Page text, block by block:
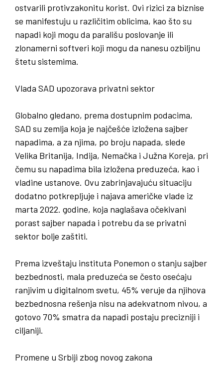
ostvarili protivzakonitu korist. Ovi rizici za biznise
se manifestuju u različitim oblicima, kao što su
napadi koji mogu da parališu poslovanje ili
zlonamerni softveri koji mogu da nanesu ozbiljnu
štetu sistemima.
Vlada SAD upozorava privatni sektor
Globalno gledano, prema dostupnim podacima,
SAD su zemlja koja je najčešće izložena sajber
napadima, a za njima, po broju napada, slede
Velika Britanija, Indija, Nemačka i Južna Koreja, pri
čemu su napadima bila izložena preduzeća, kao i
vladine ustanove. Ovu zabrinjavajuću situaciju
dodatno potkrepljuje i najava američke vlade iz
marta 2022. godine, koja naglašava očekivani
porast sajber napada i potrebu da se privatni
sektor bolje zaštiti.
Prema izveštaju instituta Ponemon o stanju sajber
bezbednosti, mala preduzeća se često osećaju
ranjivim u digitalnom svetu, 45% veruje da njihova
bezbednosna rešenja nisu na adekvatnom nivou, a
gotovo 70% smatra da napadi postaju precizniji i
ciljaniji.
Promene u Srbiji zbog novog zakona